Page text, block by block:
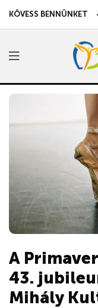
KÖVESS BENNÜNKET
A
43.
Mihály